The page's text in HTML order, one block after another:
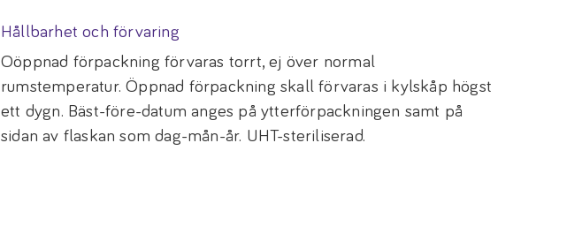
Hållbarhet och förvaring
Oöppnad förpackning förvaras torrt, ej över normal
rumstemperatur. Öppnad förpackning skall förvaras i kylskåp högst
ett dygn. Bäst-före-datum anges på ytterförpackningen samt på
sidan av flaskan som dag-mån-år. UHT-steriliserad.